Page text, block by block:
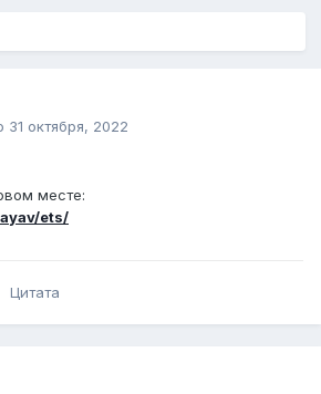
31 октября, 2022
месте:
ets/
Цитата